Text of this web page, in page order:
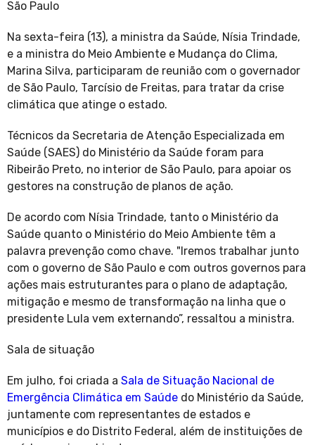
São Paulo
Na sexta-feira (13), a ministra da Saúde, Nísia Trindade,
e a ministra do Meio Ambiente e Mudança do Clima,
Marina Silva, participaram de reunião com o governador
de São Paulo, Tarcísio de Freitas, para tratar da crise
climática que atinge o estado.
Técnicos da Secretaria de Atenção Especializada em
Saúde (SAES) do Ministério da Saúde foram para
Ribeirão Preto, no interior de São Paulo, para apoiar os
gestores na construção de planos de ação.
De acordo com Nísia Trindade, tanto o Ministério da
Saúde quanto o Ministério do Meio Ambiente têm a
palavra prevenção como chave. "Iremos trabalhar junto
com o governo de São Paulo e com outros governos para
ações mais estruturantes para o plano de adaptação,
mitigação e mesmo de transformação na linha que o
presidente Lula vem externando”, ressaltou a ministra.
Sala de situação
Em julho, foi criada a Sala de Situação Nacional de
Emergência Climática em Saúde do Ministério da Saúde,
juntamente com representantes de estados e
municípios e do Distrito Federal, além de instituições de